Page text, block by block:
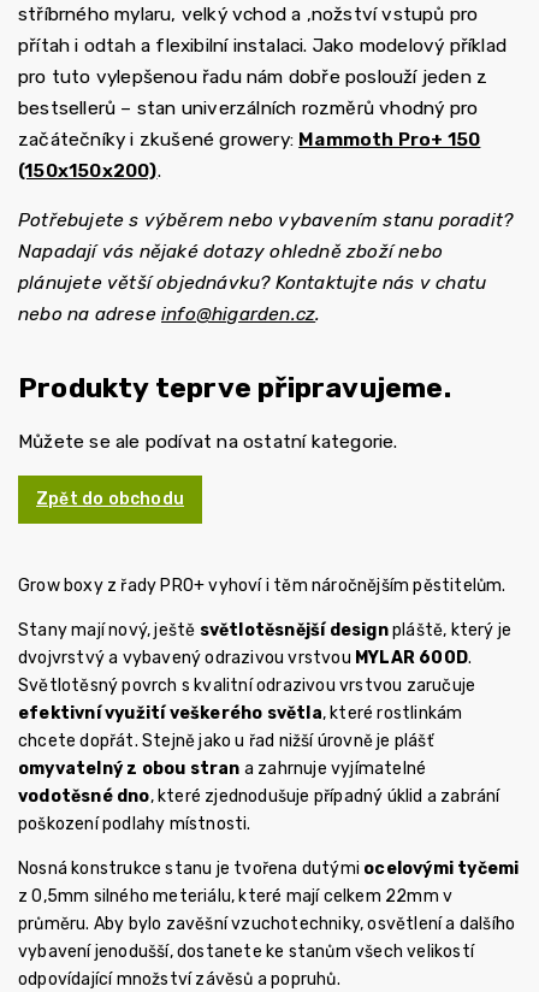
stříbrného mylaru, velký vchod a ,nožství vstupů pro
přítah i odtah a flexibilní instalaci. Jako modelový příklad
pro tuto vylepšenou řadu nám dobře poslouží jeden z
bestsellerů – stan univerzálních rozměrů vhodný pro
začátečníky i zkušené growery: Mammoth Pro+ 150
(150x150x200).
Potřebujete s výběrem nebo vybavením stanu poradit?
Napadají vás nějaké dotazy ohledně zboží nebo
plánujete větší objednávku? Kontaktujte nás v chatu
nebo na adrese info@higarden.cz.
Produkty teprve připravujeme.
Můžete se ale podívat na ostatní kategorie.
Zpět do obchodu
Grow boxy z řady PRO+ vyhoví i těm náročnějším pěstitelům.
Stany mají nový, ještě světlotěsnější designpláště, který je
dvojvrstvý a vybavený odrazivou vrstvou MYLAR 600D.
Světlotěsný povrch s kvalitní odrazivou vrstvou zaručuje
efektivní využití veškerého světla, které rostlinkám
chcete dopřát. Stejně jako u řad nižší úrovně je plášť
omyvatelný z obou stran a zahrnuje vyjímatelné
vodotěsné dno, které zjednodušuje případný úklid a zabrání
poškození podlahy místnosti.
Nosná konstrukce stanu je tvořena dutými ocelovými tyčemi
z 0,5mm silného meteriálu, které mají celkem 22mm v
průměru. Aby bylo zavěšní vzuchotechniky, osvětlení a dalšího
vybavení jenodušší, dostanete ke stanům všech velikostí
odpovídající množství závěsů a popruhů.